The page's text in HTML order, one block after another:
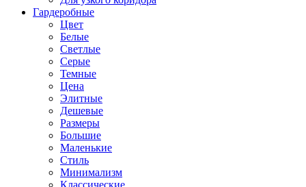
Гардеробные
Цвет
Белые
Светлые
Серые
Темные
Цена
Элитные
Дешевые
Размеры
Большие
Маленькие
Стиль
Минимализм
Классические